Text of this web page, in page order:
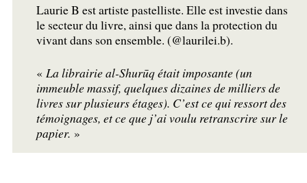
Laurie B est artiste pastelliste. Elle est investie dans
le secteur du livre, ainsi que dans la protection du
vivant dans son ensemble. (@laurilei.b).
« La librairie al-Shurūq était imposante (un
immeuble massif, quelques dizaines de milliers de
livres sur plusieurs étages). C’est ce qui ressort des
témoignages, et ce que j’ai voulu retranscrire sur le
papier. »